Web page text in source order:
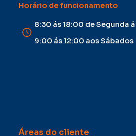
Horário de funcionamento
8:30 ás 18:00 de Segunda
9:00 ás 12:00 aos Sábados
Áreas do cliente